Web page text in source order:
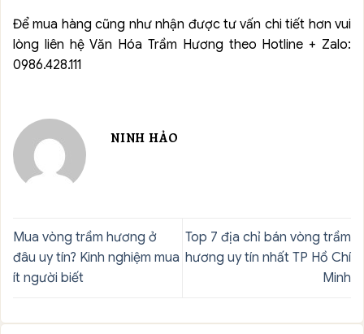
Để mua hàng cũng như nhận được tư vấn chi tiết hơn vui
lòng liên hệ Văn Hóa Trầm Hương theo Hotline + Zalo:
0986.428.111
NINH HẢO
Mua vòng trầm hương ở
đâu uy tín? Kinh nghiệm mua
ít người biết
Top 7 địa chỉ bán vòng trầm
hương uy tín nhất TP Hồ Chí
Minh